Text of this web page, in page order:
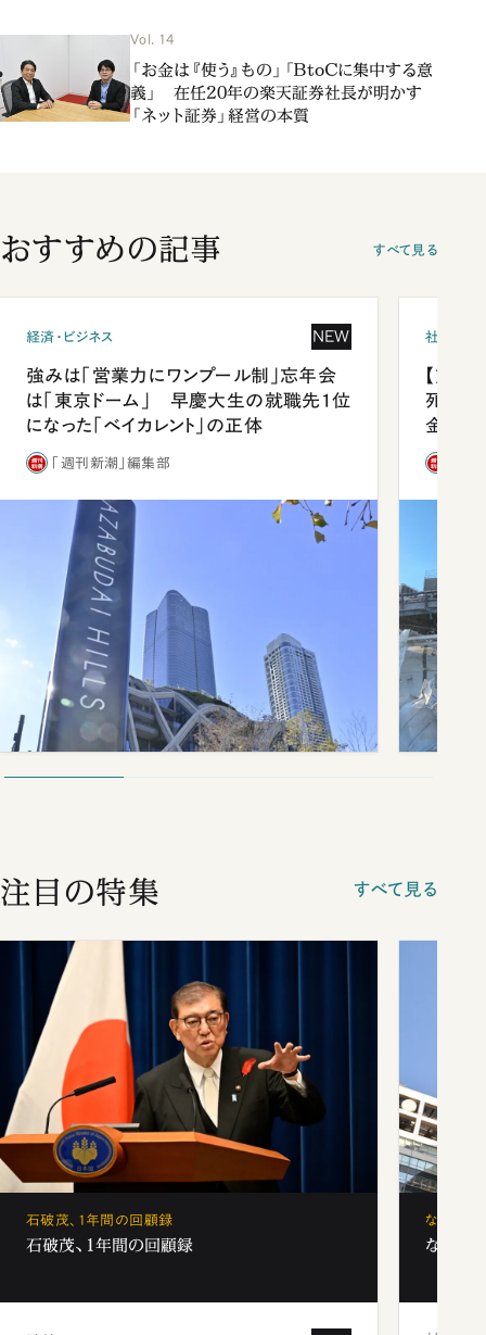
Vol. 14
「お金は『使う』もの」「ＢtoＣに集中する意
義」 在任20年の楽天証券社長が明かす
「ネット証券」経営の本質
おすすめの記事 すべて見る
経済・ビジネス NEW
強みは「営業力にワンプール制」忘年会
は「東京ドーム」 早慶大生の就職先1位
になった「ベイカレント」の正体
「週刊新潮」編集部
社会
【熊本
死を分
金」
注目の特集 すべて見る
石破茂、1年間の回顧録
石破茂、1年間の回顧録
なぜ「フ
なぜ「